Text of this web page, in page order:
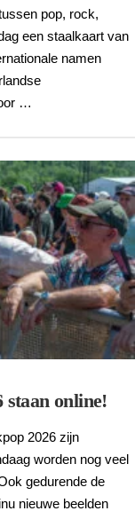
pop, rock,
een staalkaart van
namen
…
staan online!
2026 zijn
worden nog veel
gedurende de
nieuwe beelden